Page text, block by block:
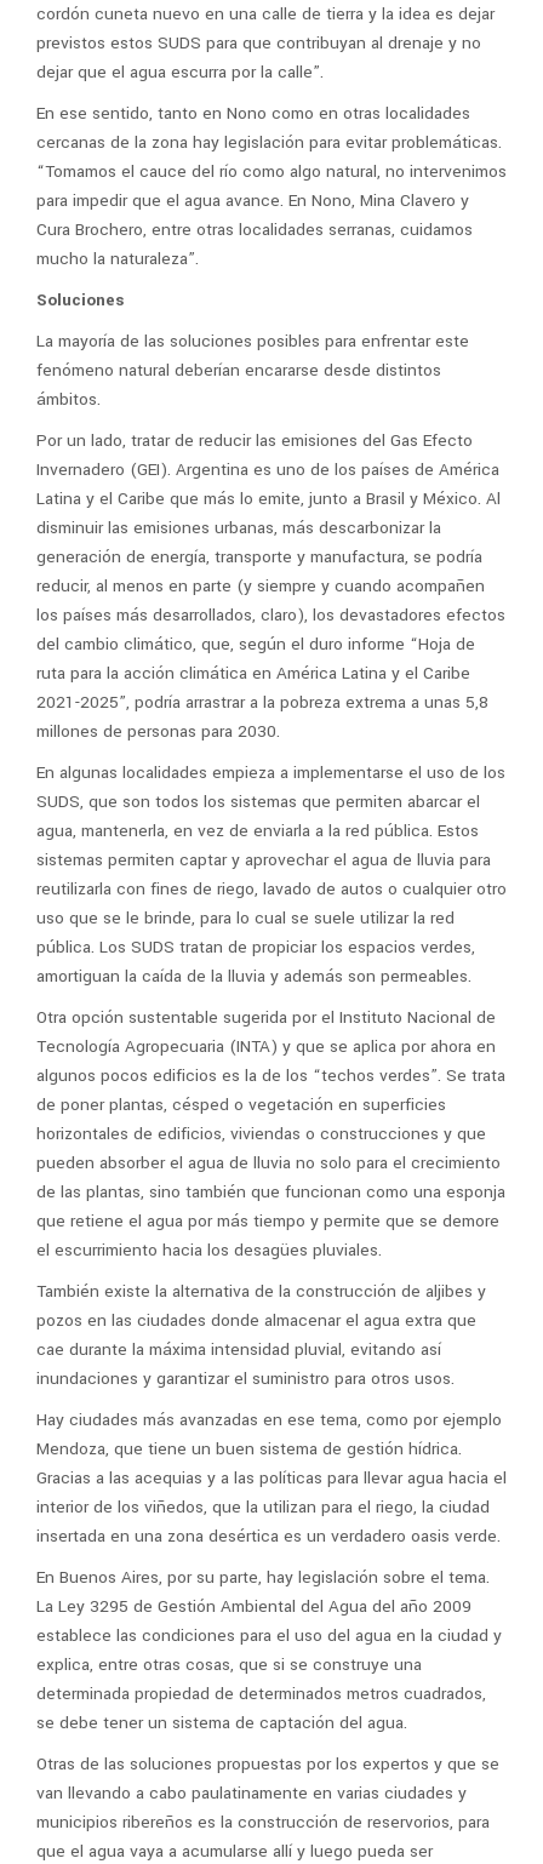
cordón cuneta nuevo en una calle de tierra y la idea es dejar
previstos estos SUDS para que contribuyan al drenaje y no
dejar que el agua escurra por la calle”.
En ese sentido, tanto en Nono como en otras localidades
cercanas de la zona hay legislación para evitar problemáticas.
“Tomamos el cauce del río como algo natural, no intervenimos
para impedir que el agua avance. En Nono, Mina Clavero y
Cura Brochero, entre otras localidades serranas, cuidamos
mucho la naturaleza”.
Soluciones
La mayoría de las soluciones posibles para enfrentar este
fenómeno natural deberían encararse desde distintos
ámbitos.
Por un lado, tratar de reducir las emisiones del Gas Efecto
Invernadero (GEI). Argentina es uno de los países de América
Latina y el Caribe que más lo emite, junto a Brasil y México. Al
disminuir las emisiones urbanas, más descarbonizar la
generación de energía, transporte y manufactura, se podría
reducir, al menos en parte (y siempre y cuando acompañen
los países más desarrollados, claro), los devastadores efectos
del cambio climático, que, según el duro informe “Hoja de
ruta para la acción climática en América Latina y el Caribe
2021-2025”, podría arrastrar a la pobreza extrema a unas 5,8
millones de personas para 2030.
En algunas localidades empieza a implementarse el uso de los
SUDS, que son todos los sistemas que permiten abarcar el
agua, mantenerla, en vez de enviarla a la red pública. Estos
sistemas permiten captar y aprovechar el agua de lluvia para
reutilizarla con fines de riego, lavado de autos o cualquier otro
uso que se le brinde, para lo cual se suele utilizar la red
pública. Los SUDS tratan de propiciar los espacios verdes,
amortiguan la caída de la lluvia y además son permeables.
Otra opción sustentable sugerida por el Instituto Nacional de
Tecnología Agropecuaria (INTA) y que se aplica por ahora en
algunos pocos edificios es la de los “techos verdes”. Se trata
de poner plantas, césped o vegetación en superficies
horizontales de edificios, viviendas o construcciones y que
pueden absorber el agua de lluvia no solo para el crecimiento
de las plantas, sino también que funcionan como una esponja
que retiene el agua por más tiempo y permite que se demore
el escurrimiento hacia los desagües pluviales.
También existe la alternativa de la construcción de aljibes y
pozos en las ciudades donde almacenar el agua extra que
cae durante la máxima intensidad pluvial, evitando así
inundaciones y garantizar el suministro para otros usos.
Hay ciudades más avanzadas en ese tema, como por ejemplo
Mendoza, que tiene un buen sistema de gestión hídrica.
Gracias a las acequias y a las políticas para llevar agua hacia el
interior de los viñedos, que la utilizan para el riego, la ciudad
insertada en una zona desértica es un verdadero oasis verde.
En Buenos Aires, por su parte, hay legislación sobre el tema.
La Ley 3295 de Gestión Ambiental del Agua del año 2009
establece las condiciones para el uso del agua en la ciudad y
explica, entre otras cosas, que si se construye una
determinada propiedad de determinados metros cuadrados,
se debe tener un sistema de captación del agua.
Otras de las soluciones propuestas por los expertos y que se
van llevando a cabo paulatinamente en varias ciudades y
municipios ribereños es la construcción de reservorios, para
que el agua vaya a acumularse allí y luego pueda ser